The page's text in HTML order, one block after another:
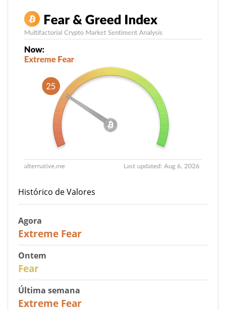
Histórico de Valores
Agora
Extreme Fear
Ontem
Fear
Última semana
Extreme Fear